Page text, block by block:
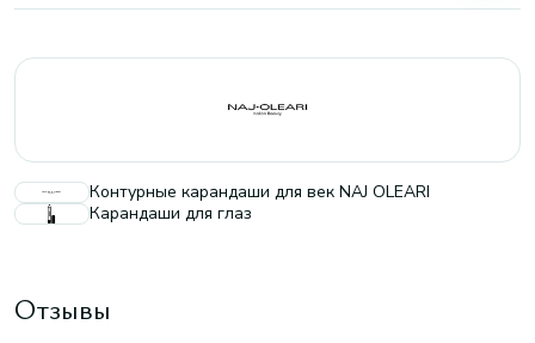
Контурные карандаши для век NAJ OLEARI
Карандаши для глаз
Отзывы